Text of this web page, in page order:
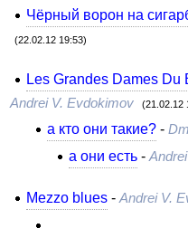
Чёрный ворон на
(22.02.12 19:53)
Les Grandes Dames Du
Andrei V. Evdokimov (21.02.12
а кто они такие? -
а они есть-
Mezzo blues- Andrei V.